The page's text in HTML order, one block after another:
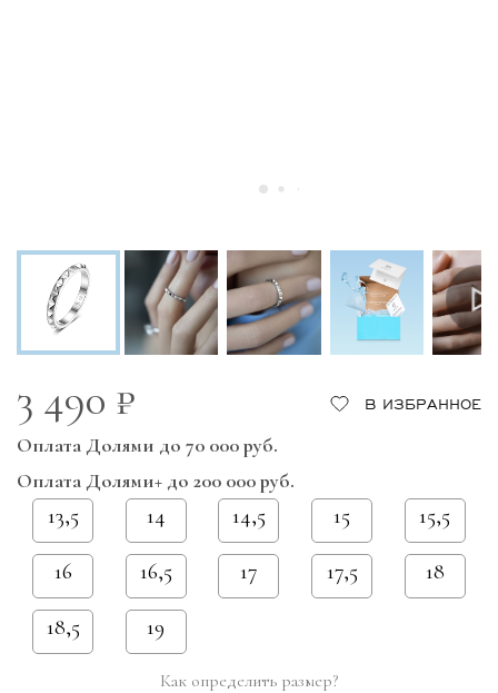
3 490 ₽ В ИЗБРАННОЕ
Оплата Долями до 70 000 руб.
Оплата Долями+ до 200 000 руб.
13,5 14 14,5 15 15,5
16 16,5 17 17,5 18
18,5 19
Как определить размер?